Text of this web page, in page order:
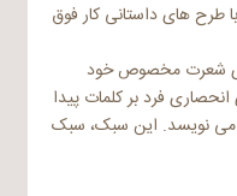
طرح های داستانی کار فوق
ی شعرت مخصوص خود
فرد بر کلمات پیدا
می نویسد. این سبک، سبک